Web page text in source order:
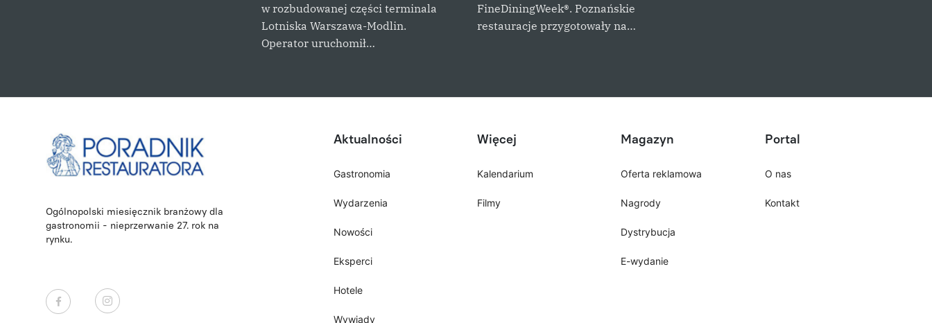
w rozbudowanej części terminala
Lotniska Warszawa-Modlin.
Operator uruchomił…
FineDiningWeek®. Poznańskie
restauracje przygotowały na…
Ogólnopolski miesięcznik branżowy dla
gastronomii - nieprzerwanie 27. rok na
rynku.
Aktualności
Gastronomia
Wydarzenia
Nowości
Eksperci
Hotele
Wywiady
Więcej
Kalendarium
Filmy
Magazyn
Oferta reklamowa
Nagrody
Dystrybucja
E-wydanie
Portal
O nas
Kontakt